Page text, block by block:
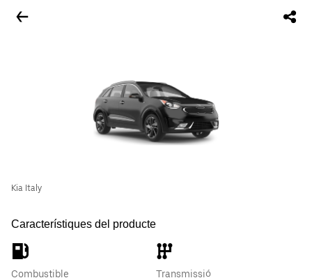
Kia Italy
Característiques del producte
Combustible
Transmissió